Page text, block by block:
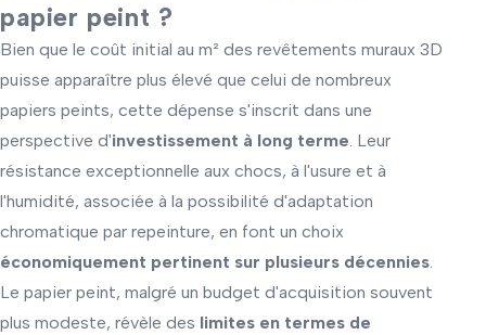
papier peint ?
Bien que le coût initial au m² des revêtements muraux 3D
puisse apparaître plus élevé que celui de nombreux
papiers peints, cette dépense s'inscrit dans une
perspective d'investissement à long terme. Leur
résistance exceptionnelle aux chocs, à l'usure et à
l'humidité, associée à la possibilité d'adaptation
chromatique par repeinture, en font un choix
économiquement pertinent sur plusieurs décennies.
Le papier peint, malgré un budget d'acquisition souvent
plus modeste, révèle des limites en termes de